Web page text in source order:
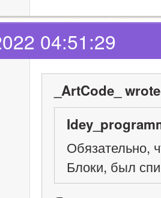
04:51:29
_ArtCode_
Обязательно,
Блоки, был